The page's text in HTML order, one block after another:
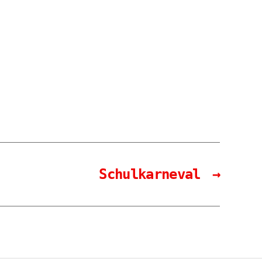
→
Schulkarneval